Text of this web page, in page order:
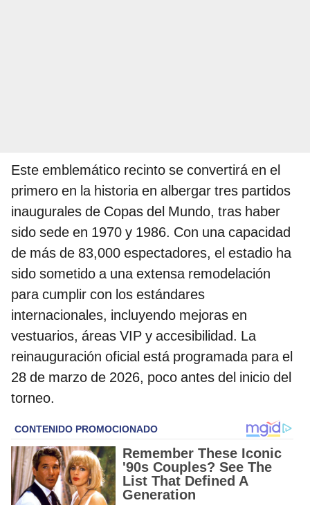
Este emblemático recinto se convertirá en el
primero en la historia en albergar tres partidos
inaugurales de Copas del Mundo, tras haber
sido sede en 1970 y 1986. Con una capacidad
de más de 83,000 espectadores, el estadio ha
sido sometido a una extensa remodelación
para cumplir con los estándares
internacionales, incluyendo mejoras en
vestuarios, áreas VIP y accesibilidad. La
reinauguración oficial está programada para el
28 de marzo de 2026, poco antes del inicio del
torneo.